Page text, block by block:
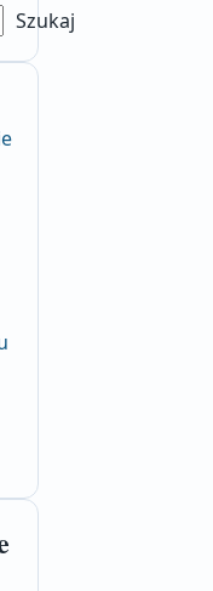
Szukaj